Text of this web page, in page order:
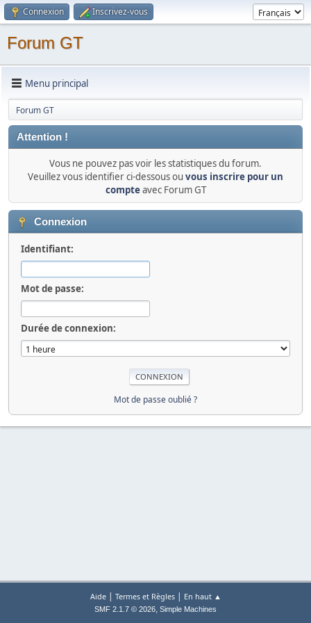
Connexion Inscrivez-vous
Forum GT
Menu principal
Forum GT
Attention !
Vous ne pouvez pas voir les statistiques du forum.
Veuillez vous identifier ci-dessous ou vous inscrire pour un
compteavec Forum GT
Connexion
Identifiant:
Mot de passe:
Durée de connexion:
Mot de passe oublié ?
Aide| Termes et Règles| En haut ▲
SMF 2.1.7 © 2026, Simple Machines